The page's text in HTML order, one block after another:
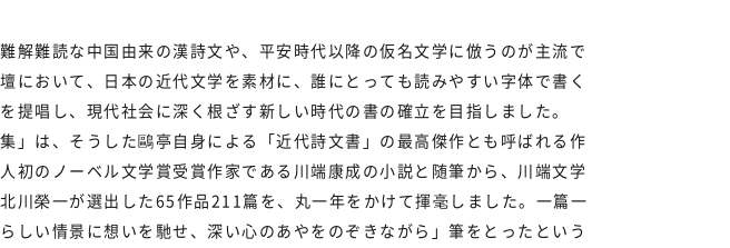
解難読な中国由来の漢詩文や、平安時代以降の仮名文学に倣うのが主流で
において、日本の近代文学を素材に、誰にとっても読みやすい字体で書く
を提唱し、現代社会に深く根ざす新しい時代の書の確立を目指しました。
集」は、そうした鷗亭自身による「近代詩文書」の最高傑作とも呼ばれる作
初のノーベル文学賞受賞作家である川端康成の小説と随筆から、川端文学
川榮一が選出した65作品211篇を、丸一年をかけて揮毫しました。一篇一
しい情景に想いを馳せ、深い心のあやをのぞきながら」筆をとったという